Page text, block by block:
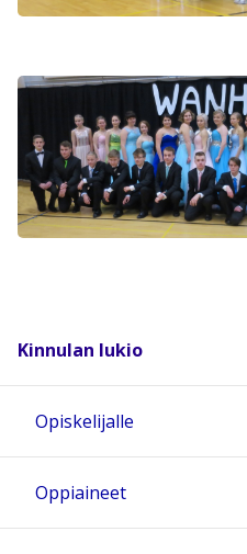
Kinnulan lukio
Opiskelijalle
Oppiaineet